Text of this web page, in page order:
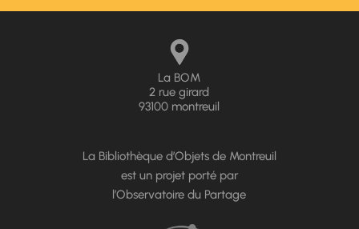
La BOM
2 rue girard
93100 montreuil
La Bibliothèque d’Objets de Montreuil
est un projet porté par
l’Observatoire du Partage